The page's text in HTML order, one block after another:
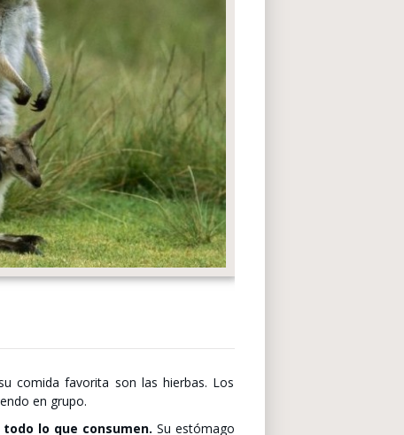
comida favorita son las hierbas. Los
en grupo.
lo que consumen. Su estómago